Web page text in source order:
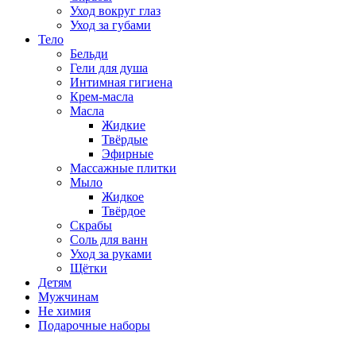
Уход вокруг глаз
Уход за губами
Тело
Бельди
Гели для душа
Интимная гигиена
Крем-масла
Масла
Жидкие
Твёрдые
Эфирные
Массажные плитки
Мыло
Жидкое
Твёрдое
Скрабы
Соль для ванн
Уход за руками
Щётки
Детям
Мужчинам
Не химия
Подарочные наборы